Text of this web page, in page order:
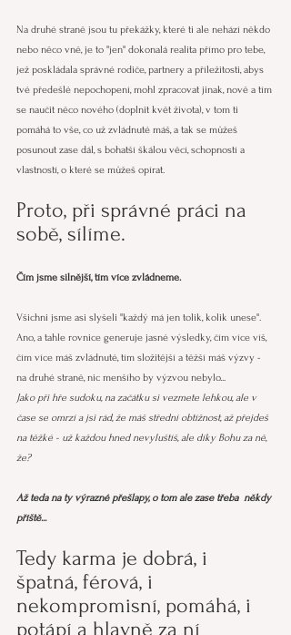
Na druhé straně jsou tu překážky, které ti ale nehází někdo
nebo něco vně, je to "jen" dokonalá realita přímo pro tebe,
jež poskládala správné rodiče, partnery a příležitosti, abys
tvé předešlé nepochopení, mohl zpracovat jinak, nově a tím
se naučit něco nového (doplnit květ života), v tom ti
pomáhá to vše, co už zvládnuté máš, a tak se můžeš
posunout zase dál, s bohatší škálou věcí, schopností a
vlastností, o které se můžeš opírat.
Proto, při správné práci na
sobě, sílíme.
Čím jsme silnější, tím více zvládneme.
Všichni jsme asi slyšeli "každý má jen tolik, kolik unese".
Ano, a tahle rovnice generuje jasné výsledky, čím více víš,
čím více máš zvládnuté, tím složitější a těžší máš výzvy -
na druhé straně, nic menšího by výzvou nebylo...
Jako při hře sudoku, na začátku si vezmete lehkou, ale v
čase se omrzí a jsi rád, že máš střední obtížnost, až přejdeš
na těžké - už každou hned nevyluštíš, ale díky Bohu za ně,
že?
Až teda na ty výrazné přešlapy, o tom ale zase třeba  někdy
příště...
Tedy karma je dobrá, i
špatná, férová, i
nekompromisní, pomáhá, i
potápí a hlavně za ní